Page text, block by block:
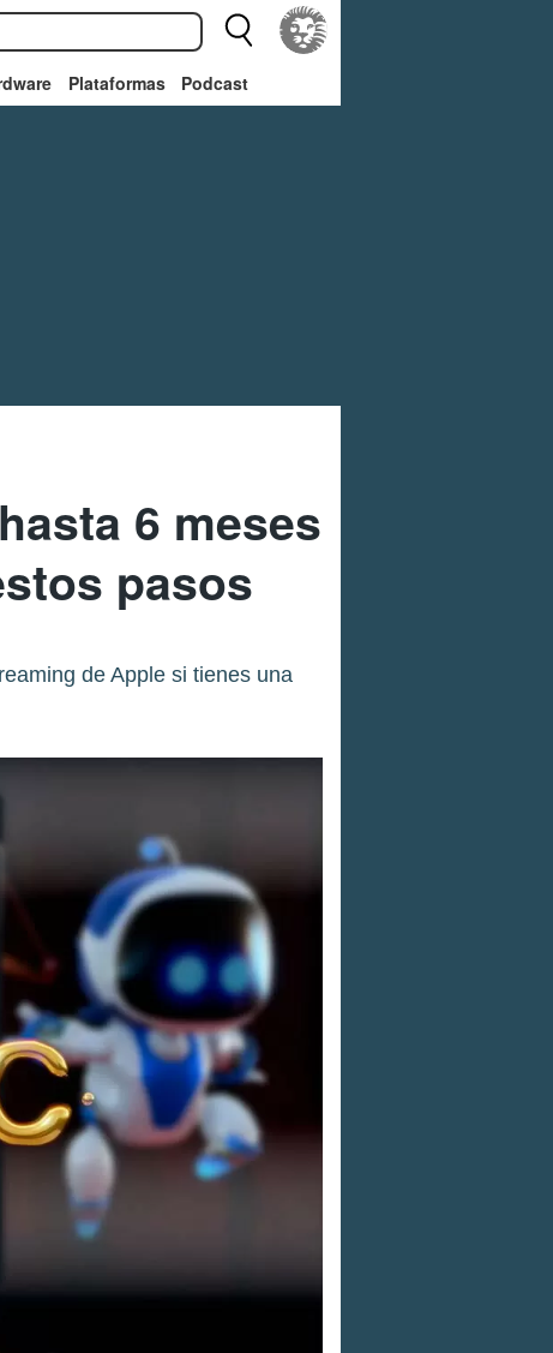
Plataformas Podcast
6 meses
pasos
de Apple si tienes una